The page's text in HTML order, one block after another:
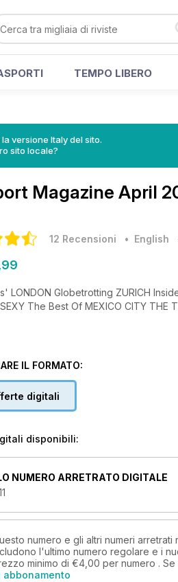
TEMPO LIBERO
versione Italy del sito.
sito locale?
Magazine April
12 Recensioni • English
AUSTIN What's New In ANTWERP Sustainable Fashion
THE NEW
IL FORMATO:
digitali
disponibili:
NUMERO ARRETRATO DIGITALE
numero e gli altri numeri
l'ultimo numero regolare e i
minimo di €4,00 per numero .
abbonamento